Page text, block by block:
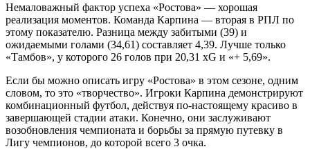
Немаловажный фактор успеха «Ростова» — хорошая
реализация моментов. Команда Карпина — вторая в РПЛ по
этому показателю. Разница между забитыми (39) и
ожидаемыми голами (34,61) составляет 4,39. Лучше только
«Тамбов», у которого 26 голов при 20,31 xG и «+ 5,69».
Если бы можно описать игру «Ростова» в этом сезоне, одним
словом, то это «творчество». Игроки Карпина демонстрируют
комбинационный футбол, действуя по-настоящему красиво в
завершающей стадии атаки. Конечно, они заслуживают
возобновления чемпионата и борьбы за прямую путевку в
Лигу чемпионов, до которой всего 3 очка.